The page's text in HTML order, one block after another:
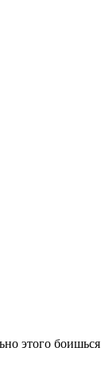
этого боишься